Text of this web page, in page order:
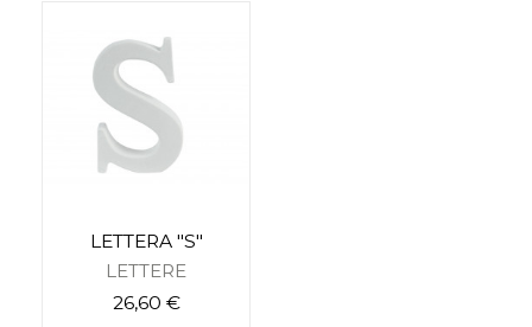
LETTERA "S"
LETTERE
26,60 €